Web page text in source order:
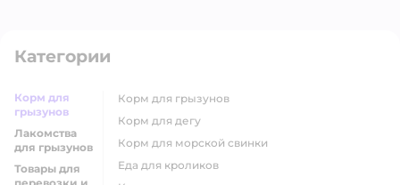
Категории
Корм для
грызунов
Лакомства
для грызунов
Товары для
корм для грызунов
корм для дегу
корм для морской свинки
еда для кроликов